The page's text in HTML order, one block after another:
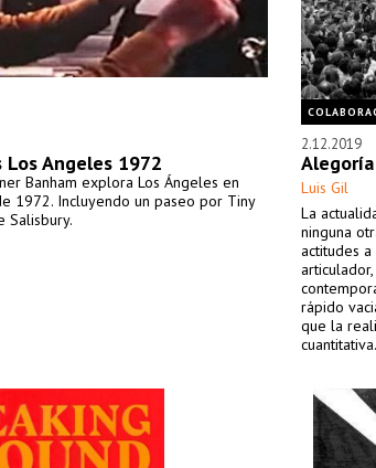
Los Angeles 1972
Banham explora Los Ángeles en
1972. Incluyendo un paseo por Tiny
Salisbury.
2.12.2019
Luis Gil
La
ninguna
actitudes
rápido
que la
cuantitativa.